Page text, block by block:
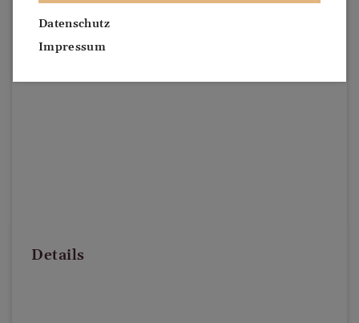
Details
Datenschutz
Impressum